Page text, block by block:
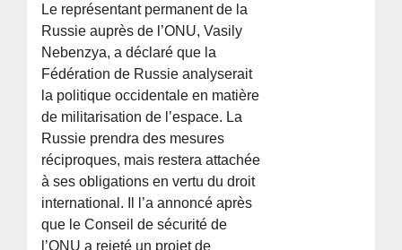
Le représentant permanent de la
Russie auprès de l’ONU, Vasily
Nebenzya, a déclaré que la
Fédération de Russie analyserait
la politique occidentale en matière
de militarisation de l’espace. La
Russie prendra des mesures
réciproques, mais restera attachée
à ses obligations en vertu du droit
international. Il l’a annoncé après
que le Conseil de sécurité de
l’ONU a rejeté un projet de